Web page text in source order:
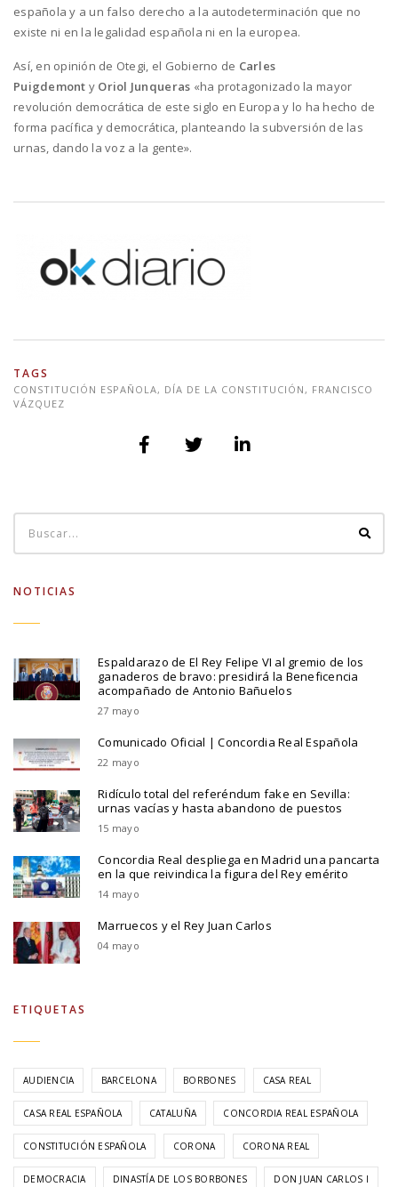
española y a un falso derecho a la autodeterminación que no
existe ni en la legalidad española ni en la europea.
Así, en opinión de Otegi, el Gobierno de Carles
Puigdemont y Oriol Junqueras «ha protagonizado la mayor
revolución democrática de este siglo en Europa y lo ha hecho de
forma pacífica y democrática, planteando la subversión de las
urnas, dando la voz a la gente».
TAGS
CONSTITUCIÓN ESPAÑOLA, DÍA DE LA CONSTITUCIÓN, FRANCISCO
VÁZQUEZ
NOTICIAS
Espaldarazo de El Rey Felipe VI al gremio de los
ganaderos de bravo: presidirá la Beneficencia
acompañado de Antonio Bañuelos
27 mayo
Comunicado Oficial | Concordia Real Española
22 mayo
Ridículo total del referéndum fake en Sevilla:
urnas vacías y hasta abandono de puestos
15 mayo
Concordia Real despliega en Madrid una pancarta
en la que reivindica la figura del Rey emérito
14 mayo
Marruecos y el Rey Juan Carlos
04 mayo
ETIQUETAS
AUDIENCIA BARCELONA BORBONES CASA REAL
CASA REAL ESPAÑOLA CATALUÑA CONCORDIA REAL ESPAÑOLA
CONSTITUCIÓN ESPAÑOLA CORONA CORONA REAL
DEMOCRACIA DINASTÍA DE LOS BORBONES DON JUAN CARLOS I